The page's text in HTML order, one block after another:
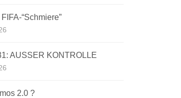
“Schmiere”
AUSSER KONTROLLE
2.0 ?